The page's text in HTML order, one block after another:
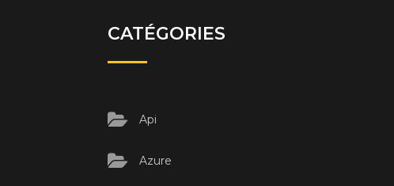
CATÉGORIES
Api
Azure